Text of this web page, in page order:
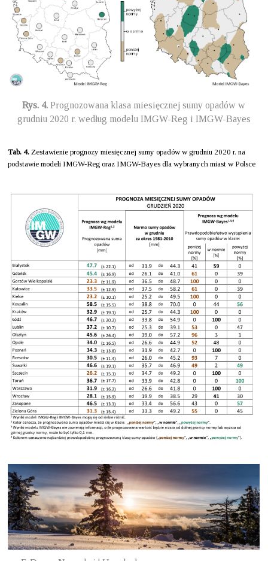
Rys. 4. Prognozowana klasa miesięcznej sumy opadów w
grudniu 2020 r. według modelu IMGW-Reg i IMGW-Bayes
Tab. 4. Zestawienie prognozy miesięcznej sumy opadów w grudniu 2020 r. na
podstawie modeli IMGW-Reg oraz IMGW-Bayes dla wybranych miast w Polsce